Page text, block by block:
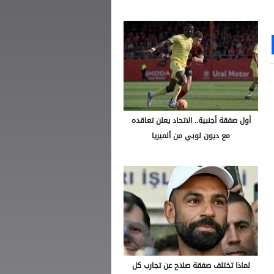
أول صفقة أجنبية.. الاتحاد يعلن تعاقده
مع ديون لوبي من ألميريا
لماذا تختلف صفقة صلاح عن تجارب كل